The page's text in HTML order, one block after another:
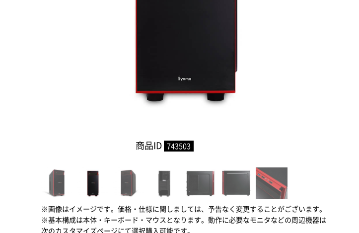
商品ID 743503
※画像はイメージです。価格・仕様に関しましては、予告なく変更することがございます。
※基本構成は本体・キーボード・マウスとなります。動作に必要なモニタなどの周辺機器は
次のカスタマイズページにて選択購入可能です。